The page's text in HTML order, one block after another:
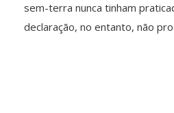
sem-terra nunca tinham
declaração, no entanto, não